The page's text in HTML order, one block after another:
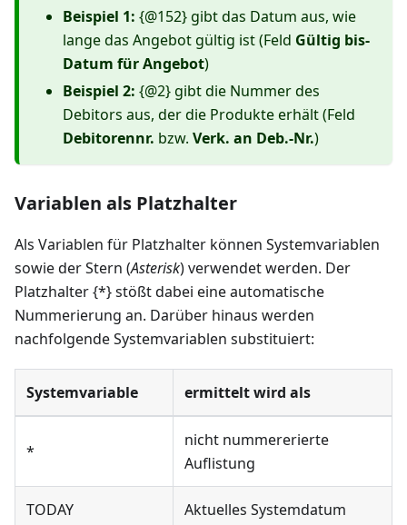
Beispiel 1: {@152} gibt das Datum aus, wie
lange das Angebot gültig ist (Feld Gültig bis-
Datum für Angebot)
Beispiel 2: {@2} gibt die Nummer des
Debitors aus, der die Produkte erhält (Feld
Debitorennr. bzw. Verk. an Deb.-Nr.)
Variablen als Platzhalter
Als Variablen für Platzhalter können Systemvariablen
sowie der Stern (Asterisk) verwendet werden. Der
Platzhalter {*} stößt dabei eine automatische
Nummerierung an. Darüber hinaus werden
nachfolgende Systemvariablen substituiert:
Systemvariable ermittelt wird als
*
nicht nummererierte
Auflistung
TODAY Aktuelles Systemdatum